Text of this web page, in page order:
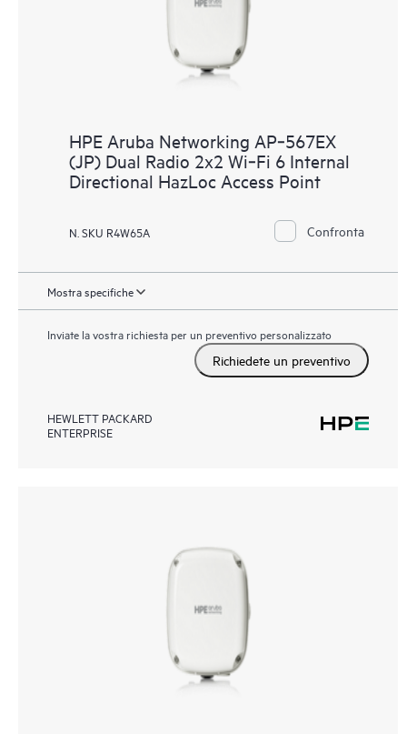
HPE Aruba Networking AP‑567EX
(JP) Dual Radio 2x2 Wi‑Fi 6 Internal
Directional HazLoc Access Point
N. SKU R4W65A Confronta
Mostra specifiche
Inviate la vostra richiesta per un preventivo personalizzato
Richiedete un preventivo
HEWLETT PACKARD
ENTERPRISE